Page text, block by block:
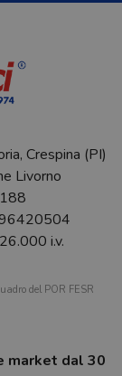
Crespina (PI)
Livorno
i.v.
del POR FESR
market dal 30